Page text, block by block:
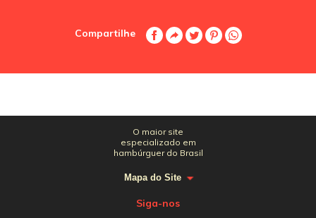
Compartilhe
O maior site
especializado em
hambúrguer do Brasil
Mapa do Site
Siga-nos